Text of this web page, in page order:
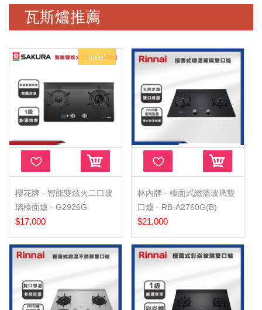
瓦斯爐推薦
sale!
櫻花牌 - 智能雙炫火二口玻
璃檯面爐 - G2926G
$17,000
林內牌 - 檯面式緻溫玻璃雙
口爐 - RB-A2760G(B)
$21,000